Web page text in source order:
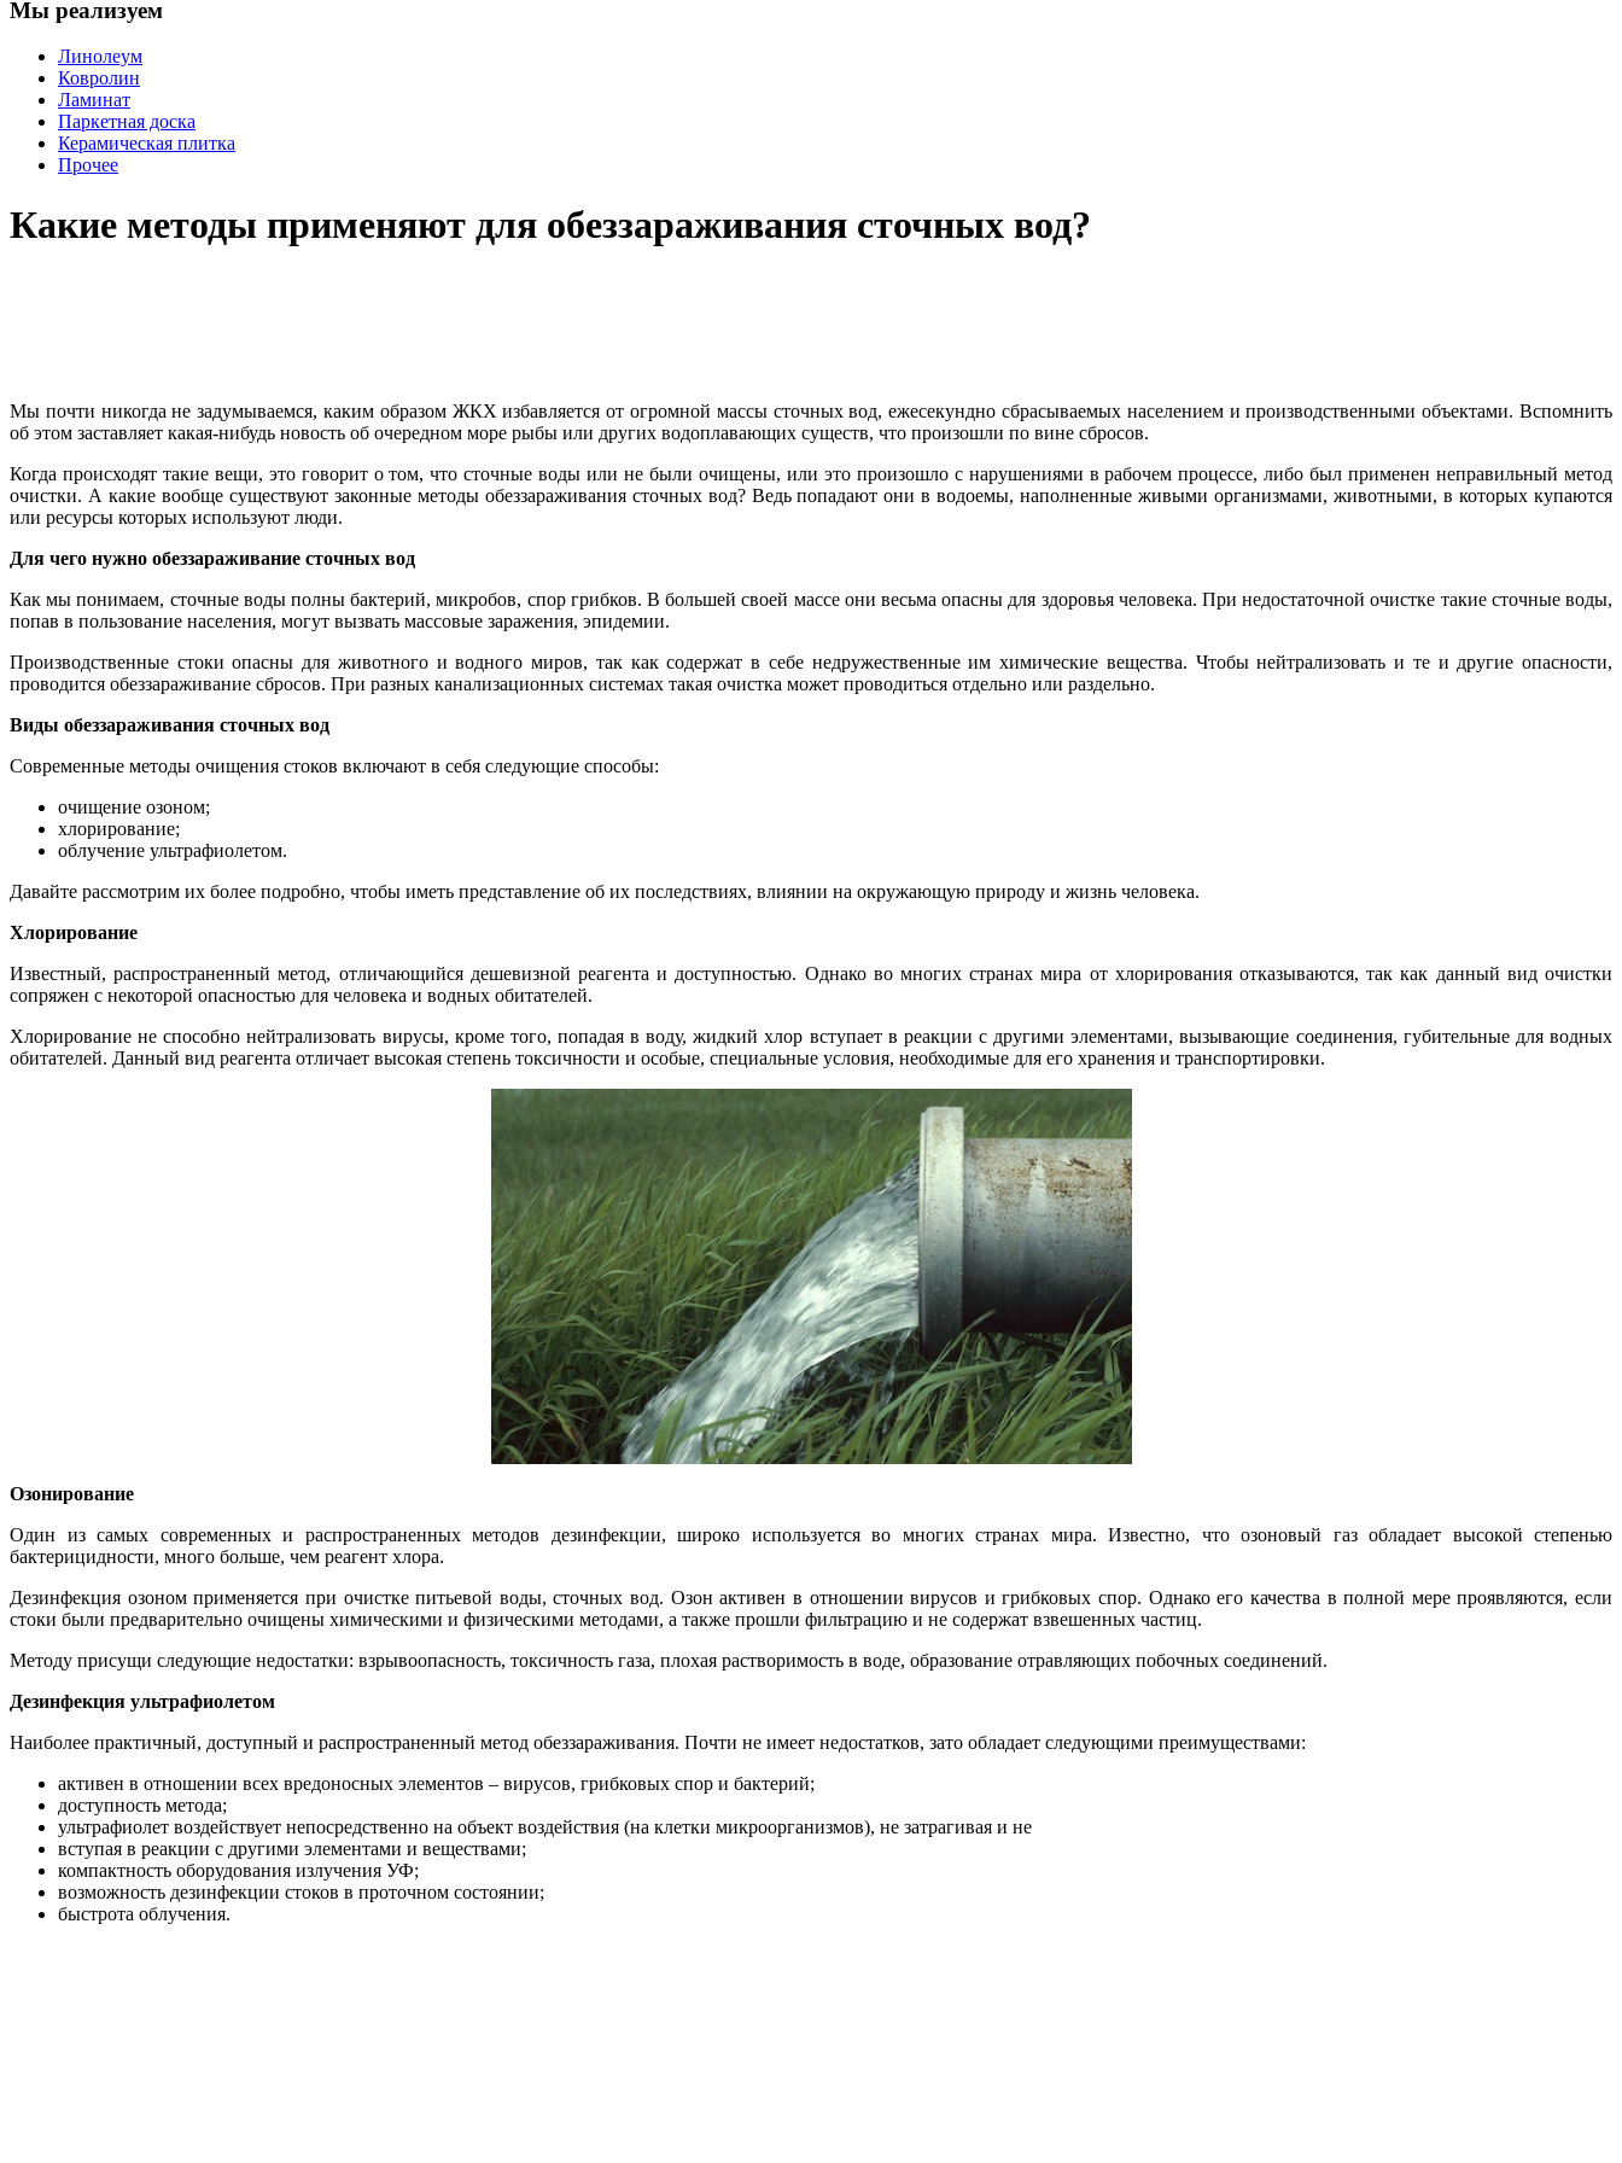
Мы реализуем
Линолеум
Ковролин
Ламинат
Паркетная доска
Керамическая плитка
Прочее
Какие методы применяют для обеззараживания сточных вод?
Мы почти никогда не задумываемся, каким образом ЖКХ избавляется от огромной массы сточных вод, ежесекундно сбрасываемых населением и производственными объектами. Вспомнить
об этом заставляет какая-нибудь новость об очередном море рыбы или других водоплавающих существ, что произошли по вине сбросов.
Когда происходят такие вещи, это говорит о том, что сточные воды или не были очищены, или это произошло с нарушениями в рабочем процессе, либо был применен неправильный метод
очистки. А какие вообще существуют законные методы обеззараживания сточных вод? Ведь попадают они в водоемы, наполненные живыми организмами, животными, в которых купаются
или ресурсы которых используют люди.
Для чего нужно обеззараживание сточных вод
Как мы понимаем, сточные воды полны бактерий, микробов, спор грибков. В большей своей массе они весьма опасны для здоровья человека. При недостаточной очистке такие сточные воды,
попав в пользование населения, могут вызвать массовые заражения, эпидемии.
Производственные стоки опасны для животного и водного миров, так как содержат в себе недружественные им химические вещества. Чтобы нейтрализовать и те и другие опасности,
проводится обеззараживание сбросов. При разных канализационных системах такая очистка может проводиться отдельно или раздельно.
Виды обеззараживания сточных вод
Современные методы очищения стоков включают в себя следующие способы:
очищение озоном;
хлорирование;
облучение ультрафиолетом.
Давайте рассмотрим их более подробно, чтобы иметь представление об их последствиях, влиянии на окружающую природу и жизнь человека.
Хлорирование
Известный, распространенный метод, отличающийся дешевизной реагента и доступностью. Однако во многих странах мира от хлорирования отказываются, так как данный вид очистки
сопряжен с некоторой опасностью для человека и водных обитателей.
Хлорирование не способно нейтрализовать вирусы, кроме того, попадая в воду, жидкий хлор вступает в реакции с другими элементами, вызывающие соединения, губительные для водных
обитателей. Данный вид реагента отличает высокая степень токсичности и особые, специальные условия, необходимые для его хранения и транспортировки.
Озонирование
Один из самых современных и распространенных методов дезинфекции, широко используется во многих странах мира. Известно, что озоновый газ обладает высокой степенью
бактерицидности, много больше, чем реагент хлора.
Дезинфекция озоном применяется при очистке питьевой воды, сточных вод. Озон активен в отношении вирусов и грибковых спор. Однако его качества в полной мере проявляются, если
стоки были предварительно очищены химическими и физическими методами, а также прошли фильтрацию и не содержат взвешенных частиц.
Методу присущи следующие недостатки: взрывоопасность, токсичность газа, плохая растворимость в воде, образование отравляющих побочных соединений.
Дезинфекция ультрафиолетом
Наиболее практичный, доступный и распространенный метод обеззараживания. Почти не имеет недостатков, зато обладает следующими преимуществами:
активен в отношении всех вредоносных элементов – вирусов, грибковых спор и бактерий;
доступность метода;
ультрафиолет воздействует непосредственно на объект воздействия (на клетки микроорганизмов), не затрагивая и не
вступая в реакции с другими элементами и веществами;
компактность оборудования излучения УФ;
возможность дезинфекции стоков в проточном состоянии;
быстрота облучения.